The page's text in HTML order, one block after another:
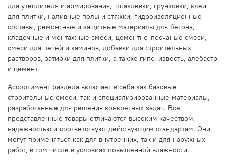
для утеплителя и армирования, шпаклевки, грунтовки, клеи
для плитки, наливные полы и стяжки, гидроизоляционные
составы, ремонтные и защитные материалы для бетона,
кладочные и монтажные смеси, цементно-песчаные смеси,
смеси для печей и каминов, добавки для строительных
растворов, затирки для плитки, а также гипс, известь, алебастр
и цемент.
Ассортимент раздела включает в себя как базовые
строительные смеси, так и специализированные материалы,
разработанные для решения конкретных задач. Все
представленные товары отличаются высоким качеством,
надежностью и соответствуют действующим стандартам. Они
могут применяться как для внутренних, так и для наружных
работ, в том числе в условиях повышенной влажности.